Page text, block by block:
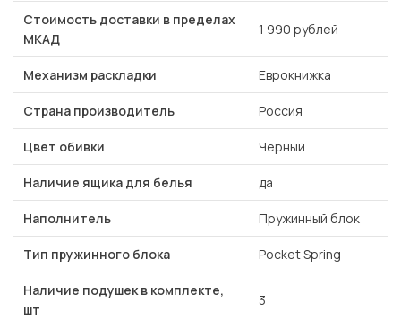
Стоимость доставки в пределах
МКАД
1 990 рублей
Механизм раскладки Еврокнижка
Страна производитель Россия
Цвет обивки Черный
Наличие ящика для белья да
Наполнитель Пружинный блок
Тип пружинного блока Pocket Spring
Наличие подушек в комплекте,
шт
3